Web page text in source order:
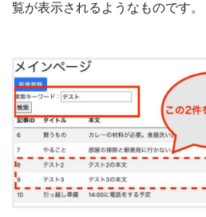
覧が表示されるようなものです。